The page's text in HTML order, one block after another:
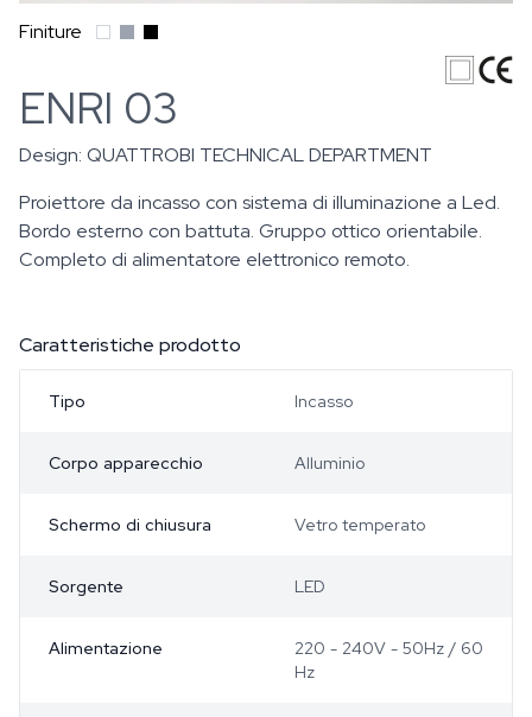
Finiture
ENRI 03
Design: QUATTROBI TECHNICAL DEPARTMENT
Proiettore da incasso con sistema di illuminazione a Led.
Bordo esterno con battuta. Gruppo ottico orientabile.
Completo di alimentatore elettronico remoto.
Caratteristiche prodotto
Tipo Incasso
Corpo apparecchio Alluminio
Schermo di chiusura Vetro temperato
Sorgente LED
Alimentazione
220 - 240V - 50Hz / 60
Hz